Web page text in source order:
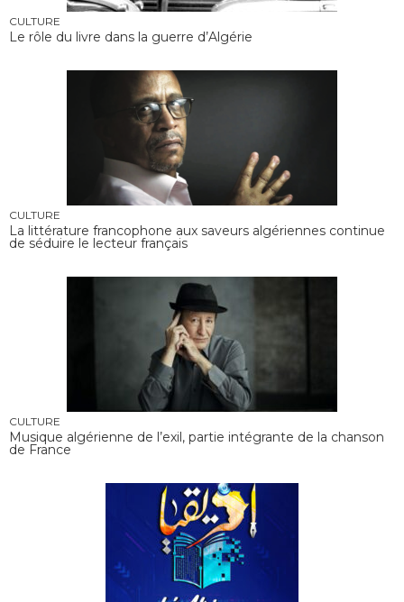
CULTURE
Le rôle du livre dans la guerre d’Algérie
CULTURE
La littérature francophone aux saveurs algériennes continue
de séduire le lecteur français
CULTURE
Musique algérienne de l’exil, partie intégrante de la chanson
de France